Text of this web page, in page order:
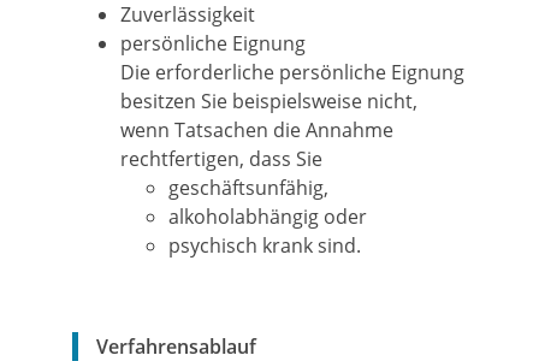
Zuverlässigkeit
persönliche Eignung
Die erforderliche persönliche Eignung
besitzen Sie beispielsweise nicht,
wenn Tatsachen die Annahme
rechtfertigen, dass Sie
geschäftsunfähig,
alkoholabhängig oder
psychisch krank sind.
Verfahrensablauf